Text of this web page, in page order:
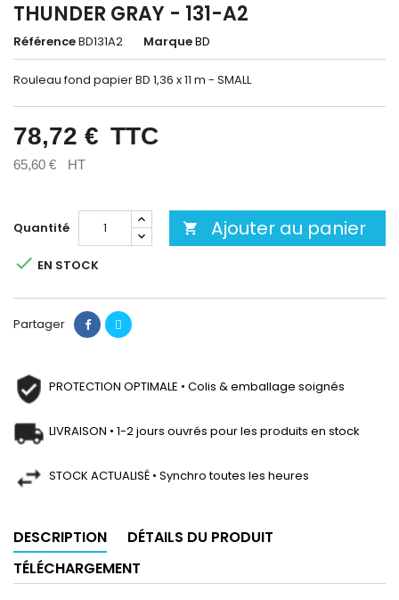
THUNDER GRAY - 131-A2
RéférenceBD131A2 MarqueBD
Rouleau fond papier BD 1,36 x 11 m - SMALL
78,72 € TTC
65,60 € HT
Quantité  Ajouter au panier
 EN STOCK
Partager
PROTECTION OPTIMALE • Colis & emballage soignés
LIVRAISON • 1-2 jours ouvrés pour les produits en stock
STOCK ACTUALISÉ • Synchro toutes les heures
DESCRIPTION
DÉTAILS DU PRODUIT
TÉLÉCHARGEMENT